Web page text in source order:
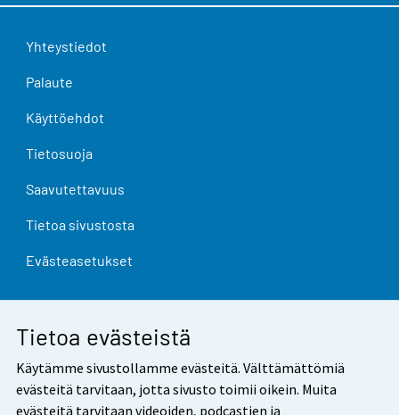
Tietoa evästeistä
Käytämme sivustollamme evästeitä. Välttämättömiä
evästeitä tarvitaan, jotta sivusto toimii oikein. Muita
evästeitä tarvitaan videoiden, podcastien ja
Yhteystiedot
Palaute
Käyttöehdot
Tietosuoja
Saavutettavuus
Tietoa sivustosta
Evästeasetukset